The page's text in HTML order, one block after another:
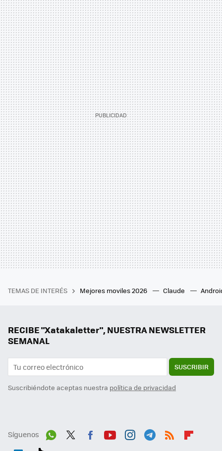
TEMAS DE INTERÉS Mejores moviles 2026 Claude
RECIBE "Xatakaletter", NUESTRA NEWSLETTER
SEMANAL
SUSCRIBIR
Suscribiéndote aceptas nuestra política de privacidad
Síguenos